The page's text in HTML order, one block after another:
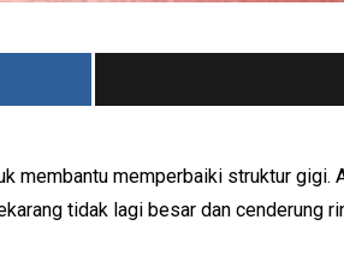
membantu memperbaiki struktur
tidak lagi besar dan cenderung